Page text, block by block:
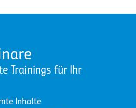
Trainings für Ihr
Inhalte